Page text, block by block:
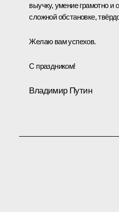
выучку, умение грамотно и
сложной обстановке,
Желаю вам успехов.
С праздником!
Владимир Путин